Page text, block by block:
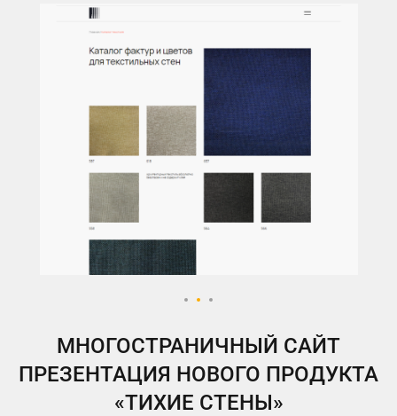
МНОГОСТРАНИЧНЫЙ САЙТ
ПРЕЗЕНТАЦИЯ НОВОГО ПРОДУКТА
«ТИХИЕ СТЕНЫ»